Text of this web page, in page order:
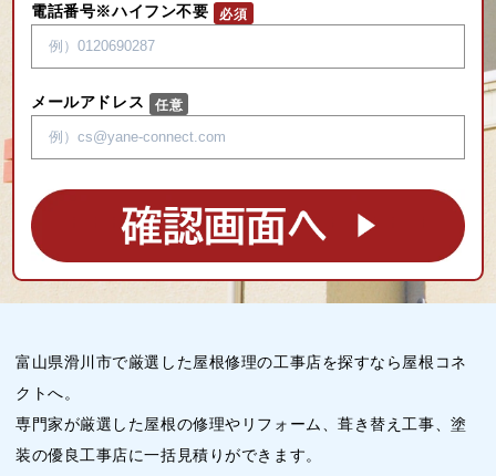
電話番号※ハイフン不要
メールアドレス
富山県滑川市で厳選した屋根修理の工事店を探すなら屋根コネ
クトへ。
専門家が厳選した屋根の修理やリフォーム、葺き替え工事、塗
装の優良工事店に一括見積りができます。